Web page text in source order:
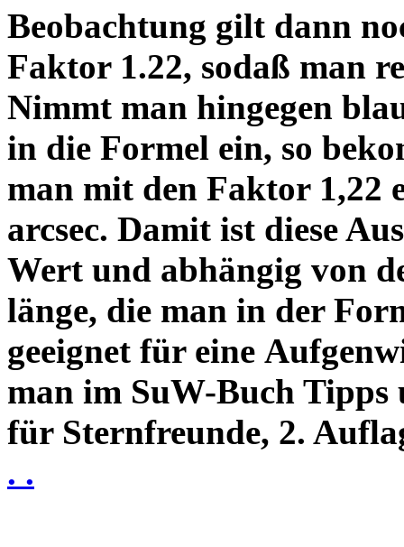
Beobachtung gilt dann
Faktor 1.22, sodaß man
Nimmt man hingegen
in die Formel ein, so
man mit den Faktor 1,22
arcsec. Damit ist diese
Wert und abhängig von
länge, die man in der
geeignet für eine
man im SuW-Buch Tipps
für Sternfreunde, 2.
. .